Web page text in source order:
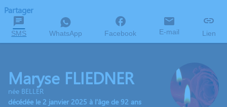
Partager
SMS WhatsApp Facebook E-mail Lien
Maryse FLIEDNER
née BELLER
décédée le 2 janvier 2025 à l'âge de 92 ans